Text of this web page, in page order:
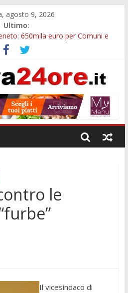
agosto 9, 2026
Ultimo:
650mila euro per Comuni e
2,5 milioni per formare
astronomia, musica e sapori al
censimento a Monselice, arresto
maltrattamenti, arresto a
le
Il vicesindaco di